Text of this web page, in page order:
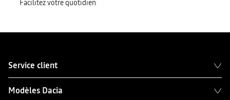
Facilitez votre quotidien
Service client
Modèles Dacia